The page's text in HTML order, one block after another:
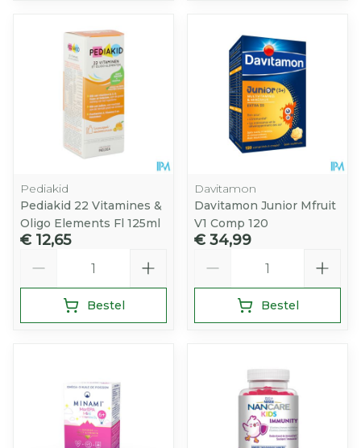
Pediakid
Pediakid 22 Vitamines &
Oligo Elements Fl 125ml
€ 12,65
Bestel
Davitamon
Davitamon Junior Mfruit
V1 Comp 120
€ 34,99
Bestel